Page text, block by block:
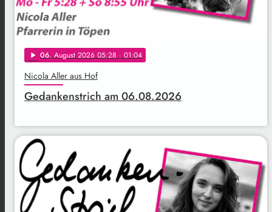
play_arrow 06. August 2026 05:28 · 01:04
Nicola Aller aus Hof
Gedankenstrich am 06.08.2026